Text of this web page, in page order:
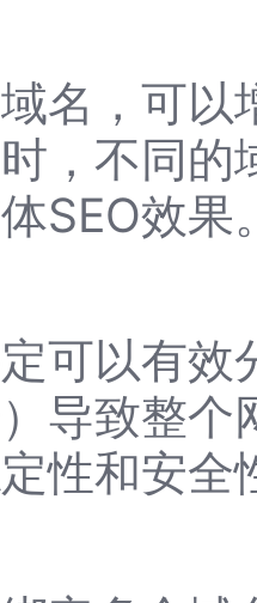
名，可
，不同
SEO效果
可以有
导致整
性和安全